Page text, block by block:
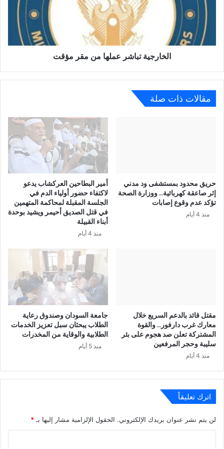
الخارجية تباشر عملها من مقر مؤقت
مقالات ذات صلة
حريق محدود بمستشفى ود مدني
إثر صاعقة كهربائية.. ووزارة الصحة
تؤكد عدم وقوع إصابات
منذ 4 أيام
أمير البطاحين العركشاب يدعو
لاكتفاء حضور أولياء الدم في
الجلسة المقبلة لمحاكمة المتهمين
في قتل الصديق أحيمر ويشيد بوحدة
أبناء القبيلة
منذ 4 أيام
مقتل قائد بالدعم السريع خلال
معارك غرب دارفور.. والقوة
المشتركة تعلن صد هجوم على بئر
سليبة وحجر المرفعين
منذ 4 أيام
جامعة السودان وصندوق رعاية
الطلاب يبحثان سبل تعزيز الخدمات
الطلابية والوقاية من المخدرات
منذ 5 أيام
اترك تعليقاً
لن يتم نشر عنوان بريدك الإلكتروني. الحقول الإلزامية مشار إليها بـ *